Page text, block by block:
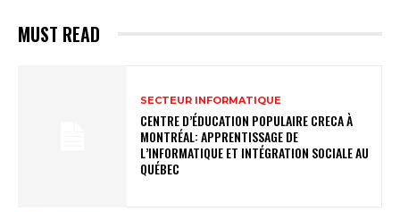
MUST READ
SECTEUR INFORMATIQUE
CENTRE D’ÉDUCATION POPULAIRE CRECA À
MONTRÉAL: APPRENTISSAGE DE
L’INFORMATIQUE ET INTÉGRATION SOCIALE AU
QUÉBEC